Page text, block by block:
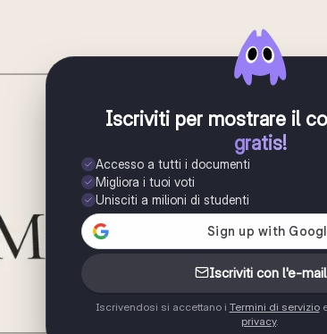
Iscriviti per mostrare il
gratis!
Accesso a tutti i documenti
Migliora i tuoi voti
Unisciti a milioni di studenti
Iscriviti con l'e-mail
Iscrivendosi si accettano i Termini di servizio
privacy.